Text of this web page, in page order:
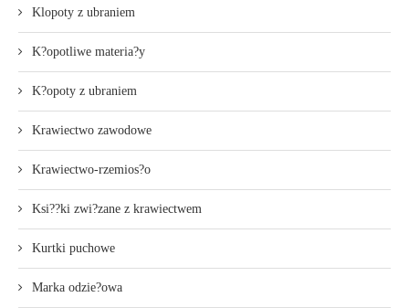
Klopoty z ubraniem
K?opotliwe materia?y
K?opoty z ubraniem
Krawiectwo zawodowe
Krawiectwo-rzemios?o
Ksi??ki zwi?zane z krawiectwem
Kurtki puchowe
Marka odzie?owa